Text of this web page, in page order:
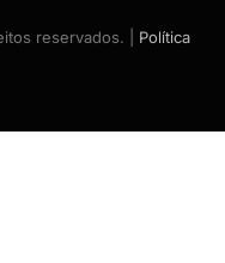
reservados. | Política